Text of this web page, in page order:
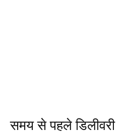
समय से पहले डिलीवरी